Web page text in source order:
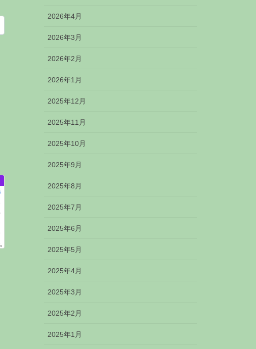
2026年4月
2026年3月
2026年2月
2026年1月
2025年12月
2025年11月
2025年10月
2025年9月
2025年8月
2025年7月
2025年6月
2025年5月
2025年4月
2025年3月
2025年2月
2025年1月